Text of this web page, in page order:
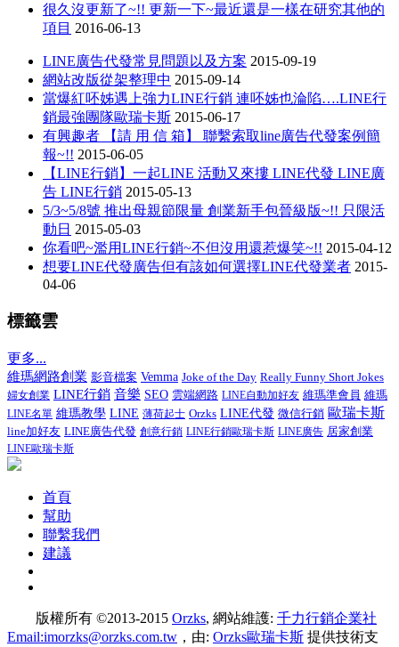
很久沒更新了~!! 更新一下~最近還是一樣在研究其他的
項目 2016-06-13
LINE廣告代發常見問題以及方案 2015-09-19
網站改版從架整理中 2015-09-14
當爆紅呸姊遇上強力LINE行銷 連呸姊也淪陷….LINE行
銷最強團隊歐瑞卡斯 2015-06-17
有興趣者 【請 用 信 箱】 聯繫索取line廣告代發案例簡
報~!! 2015-06-05
【LINE行銷】一起LINE 活動又來摟 LINE代發 LINE廣
告 LINE行銷 2015-05-13
5/3~5/8號 推出母親節限量 創業新手包晉級版~!! 只限活
動日 2015-05-03
你看吧~濫用LINE行銷~不但沒用還惹爆笑~!! 2015-04-12
想要LINE代發廣告但有該如何選擇LINE代發業者 2015-
04-06
標籤雲
更多...
維瑪網路創業 影音檔案 Vemma Joke of the Day Really Funny Short Jokes
婦女創業 LINE行銷 音樂 SEO 雲端網路 LINE自動加好友 維瑪準會員 維瑪
LINE名單 維瑪教學 LINE 薄荷起士 Orzks LINE代發 微信行銷 歐瑞卡斯
line加好友 LINE廣告代發 創意行銷 LINE行銷歐瑞卡斯 LINE廣告 居家創業
LINE歐瑞卡斯
首頁
幫助
聯繫我們
建議
版權所有 ©2013-2015 Orzks, 網站維護: 千力行銷企業社
Email:imorzks@orzks.com.tw ，由: Orzks歐瑞卡斯 提供技術支